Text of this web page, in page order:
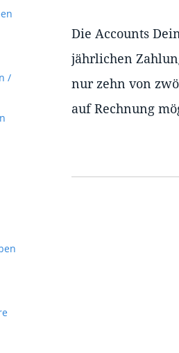
/
Die Accounts
jährlichen
nur zehn von
auf Rechnung